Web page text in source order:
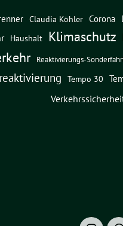
Claudia Köhler Corona
Haushalt Klimaschutz
Reaktivierungs-
Tempo 30